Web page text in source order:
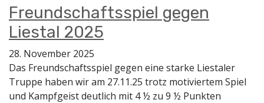
Freundschaftsspiel gegen
Liestal 2025
28. November 2025
Das Freundschaftsspiel gegen eine starke Liestaler
Truppe haben wir am 27.11.25 trotz motiviertem Spiel
und Kampfgeist deutlich mit 4 ½ zu 9 ½ Punkten